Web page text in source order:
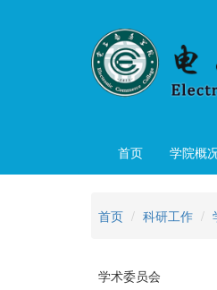
首页 学院概
首页 科研工作
学术委员会